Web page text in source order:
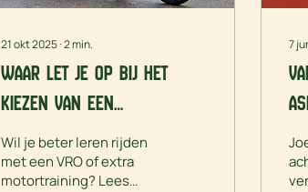
21 okt 2025∙2min.
Waar let je op bij het
kiezen van een
motorinstructeur voor
een VRO of motortraining?
Wil je beter leren rijden
met een VRO of extra
motortraining? Lees
7